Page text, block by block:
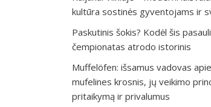
kultūra sostinės gyventojams ir
Paskutinis šokis? Kodėl šis
čempionatas atrodo istorinis
Muffelöfen: išsamus vadovas apie
mufelines krosnis, jų veikimo
pritaikymą ir privalumus